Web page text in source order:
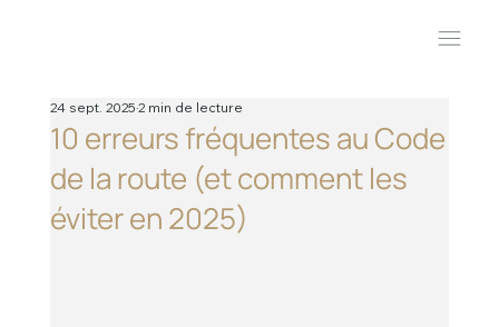
10 erreurs fréquentes au Code
de la route (et comment les
éviter en 2025)
24 sept. 20252 min de lecture